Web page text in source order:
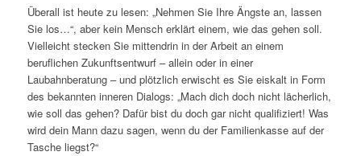
Überall ist heute zu lesen: „Nehmen Sie Ihre Ängste an, lassen
Sie los…“, aber kein Mensch erklärt einem, wie das gehen soll.
Vielleicht stecken Sie mittendrin in der Arbeit an einem
beruflichen Zukunftsentwurf – allein oder in einer
Laubahnberatung – und plötzlich erwischt es Sie eiskalt in Form
des bekannten inneren Dialogs: „Mach dich doch nicht lächerlich,
wie soll das gehen? Dafür bist du doch gar nicht qualifiziert! Was
wird dein Mann dazu sagen, wenn du der Familienkasse auf der
Tasche liegst?“